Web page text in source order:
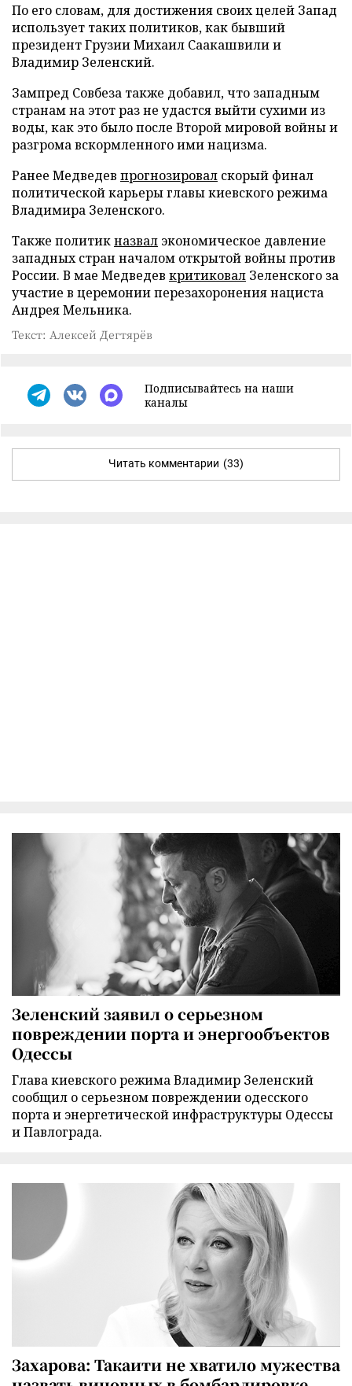
По его словам, для достижения своих целей Запад
использует таких политиков, как бывший
президент Грузии Михаил Саакашвили и
Владимир Зеленский.
Зампред Совбеза также добавил, что западным
странам на этот раз не удастся выйти сухими из
воды, как это было после Второй мировой войны и
разгрома вскормленного ими нацизма.
Ранее Медведев прогнозировал скорый финал
политической карьеры главы киевского режима
Владимира Зеленского.
Также политикназвал экономическое давление
западных стран началом открытой войны против
России. В мае Медведев критиковал Зеленского за
участие в церемонии перезахоронения нациста
Андрея Мельника.
Текст: Алексей Дегтярёв
Подписывайтесь на наши
каналы
Читать комментарии (33)
Зеленский заявил о серьезном
повреждении порта и энергообъектов
Одессы
Глава киевского режима Владимир Зеленский
сообщил о серьезном повреждении одесского
порта и энергетической инфраструктуры Одессы
и Павлограда.
Захарова: Такаити не хватило мужества